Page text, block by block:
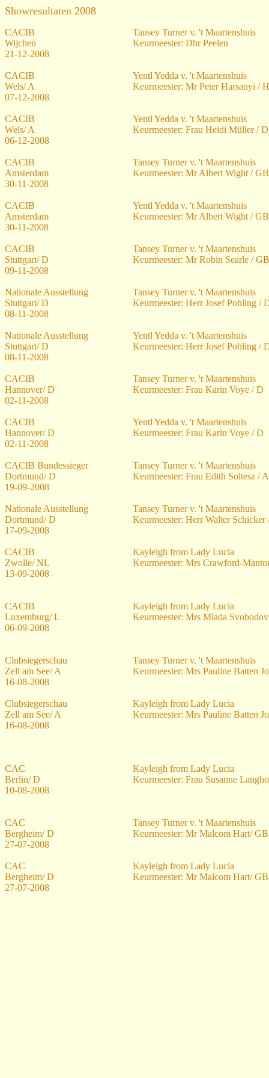
Showresultaten 2008
CACIB
Wijchen
21-12-2008
Tansey Turner v. 't Maartenshuis
Keurmeester: Dhr Peelen
CACIB
Wels/ A
07-12-2008
Yentl Yedda v. 't Maartenshuis
Keurmeester: Mr Peter Harsanyi / H
CACIB
Wels/ A
06-12-2008
Yentl Yedda v. 't Maartenshuis
Keurmeester: Frau Heidi Müller / D
CACIB
Amsterdam
30-11-2008
Tansey Turner v. 't Maartenshuis
Keurmeester: Mr Albert Wight / GB
CACIB
Amsterdam
30-11-2008
Yentl Yedda v. 't Maartenshuis
Keurmeester: Mr Albert Wight / GB
CACIB
Stuttgart/ D
09-11-2008
Tansey Turner v. 't Maartenshuis
Keurmeester: Mr Robin Searle / GB
Nationale Ausstellung
Stuttgart/ D
08-11-2008
Tansey Turner v. 't Maartenshuis
Keurmeester: Herr Josef Pohling /
Nationale Ausstellung
Stuttgart/ D
08-11-2008
Yentl Yedda v. 't Maartenshuis
Keurmeester: Herr Josef Pohling /
CACIB
Hannover/ D
02-11-2008
Tansey Turner v. 't Maartenshuis
Keurmeester: Frau Karin Voye / D
CACIB
Hannover/ D
02-11-2008
Yentl Yedda v. 't Maartenshuis
Keurmeester: Frau Karin Voye / D
CACIB Bundessieger
Dortmund/ D
19-09-2008
Tansey Turner v. 't Maartenshuis
Keurmeester: Frau Edith Soltesz / A
Nationale Ausstellung
Dortmund/ D
17-09-2008
Tansey Turner v. 't Maartenshuis
Keurmeester: Herr Walter Schicker
CACIB
Zwolle/ NL
13-09-2008
Kayleigh from Lady Lucia
Keurmeester: Mrs Crawford-
CACIB
Luxemburg/ L
06-09-2008
Kayleigh from Lady Lucia
Keurmeester: Mrs Mlada
Clubsiegerschau
Zell am See/ A
16-08-2008
Tansey Turner v. 't Maartenshuis
Keurmeester: Mrs Pauline Batten
Clubsiegerschau
Zell am See/ A
16-08-2008
Kayleigh from Lady Lucia
Keurmeester: Mrs Pauline Batten
CAC
Berlin/ D
10-08-2008
Kayleigh from Lady Lucia
Keurmeester: Frau Susanne
CAC
Bergheim/ D
27-07-2008
Tansey Turner v. 't Maartenshuis
Keurmeester: Mr Malcom Hart/ GB
CAC
Bergheim/ D
27-07-2008
Kayleigh from Lady Lucia
Keurmeester: Mr Malcom Hart/ GB